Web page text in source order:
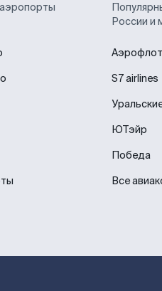
России и
Аэрофлот
S7 airlines
ЮТэйр
Победа
Все